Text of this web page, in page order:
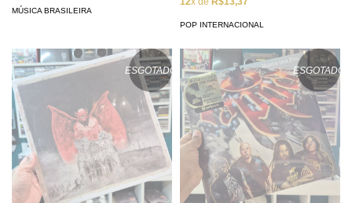
MÚSICA BRASILEIRA
POP INTERNACIONAL
ESGOTADO ESGOTADO